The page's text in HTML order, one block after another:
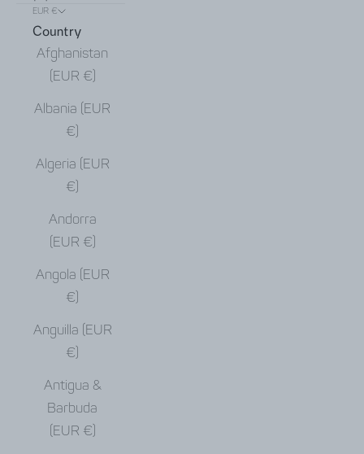
EUR €
Country
Afghanistan
(EUR €)
Albania (EUR
€)
Algeria (EUR
€)
Andorra
(EUR €)
Angola (EUR
€)
Anguilla (EUR
€)
Antigua &
Barbuda
(EUR €)